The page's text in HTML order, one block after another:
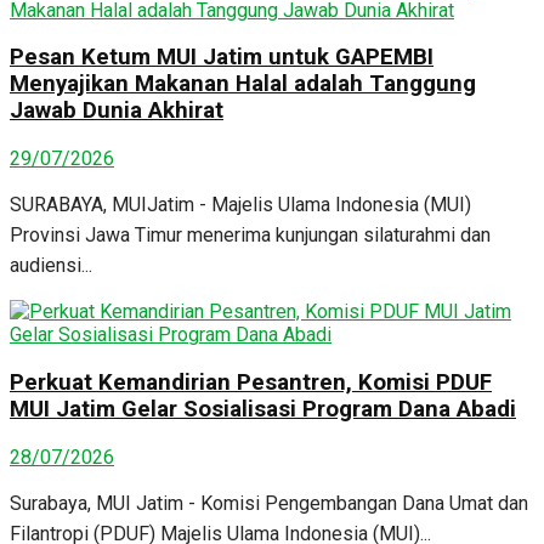
Pesan Ketum MUI Jatim untuk GAPEMBI
Menyajikan Makanan Halal adalah Tanggung
Jawab Dunia Akhirat
29/07/2026
SURABAYA, MUIJatim - Majelis Ulama Indonesia (MUI)
Provinsi Jawa Timur menerima kunjungan silaturahmi dan
audiensi...
Perkuat Kemandirian Pesantren, Komisi PDUF
MUI Jatim Gelar Sosialisasi Program Dana Abadi
28/07/2026
Surabaya, MUI Jatim - Komisi Pengembangan Dana Umat dan
Filantropi (PDUF) Majelis Ulama Indonesia (MUI)...